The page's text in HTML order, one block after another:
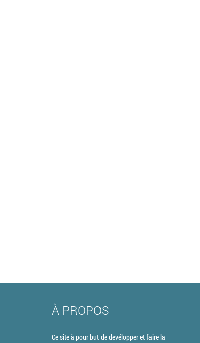
À PROPOS
Ce site à pour but de devélopper et faire la